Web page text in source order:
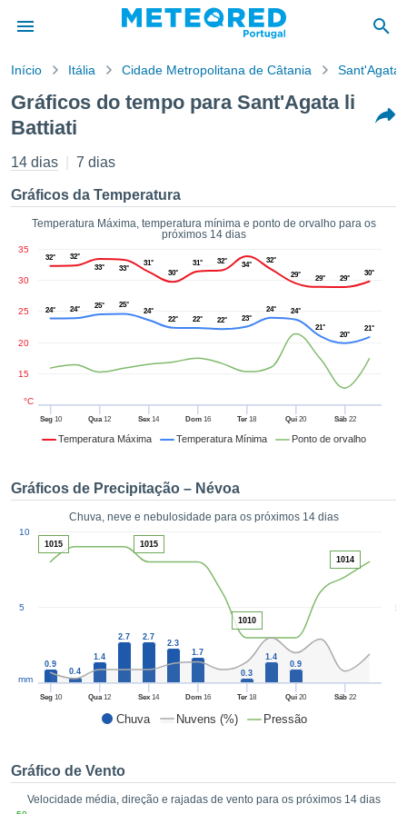
da
por
que as
a este
e
digital
ou
permite-
a nossa
fornecer-
de alta
botão
a
todos os
ou
no
como
um perfil
CONTINUAR
CONFIGURAÇÕES
Início Itália Cidade Metropolitana de Câtania Sant'Agata
Gráficos do tempo para Sant'Agata li
Battiati
14 dias 7 dias
Gráficos da Temperatura
Temperatura Máxima, temperatura mínima e ponto de orvalho para os
próximos 14 dias
Temperatura Máxima Temperatura Mínima Ponto de orvalho
Seg10 Qua12 Sex 14 Dom16 Ter 18 Qui 20 Sáb22
15
20
25
30
35
°C
32°
32°
33°
33°
31°
30°
31° 32° 34°
32°
29°
29° 29°
30°
24° 24° 25° 25°
24°
22°
22° 22° 23°
24°
24°
21°
20°
21°
Gráficos de Precipitação – Névoa
Chuva, neve e nebulosidade para os próximos 14 dias
Chuva Nuvens (%) Pressão
50
Seg10 Qua12 Sex 14 Dom16 Ter 18 Qui 20 Sáb22
5
10
mm
0.9
0.4
1.4
2.7 2.7
2.3
1.7
0.3
1.4
0.9
1015 1015
1010
1014
Gráfico de Vento
Velocidade média, direção e rajadas de vento para os próximos 14 dias